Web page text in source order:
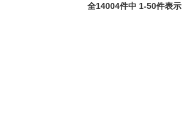
全14004件中 1-50件表示